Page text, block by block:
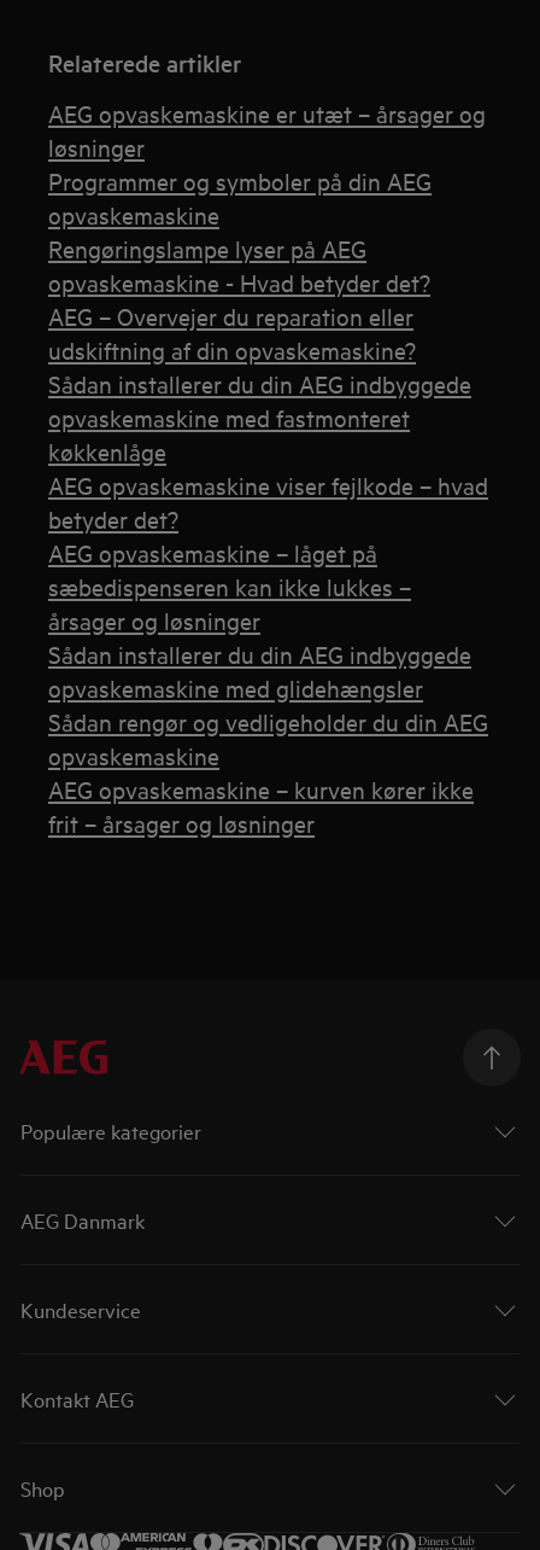
Relaterede artikler
AEG opvaskemaskine er utæt – årsager og
løsninger
Programmer og symboler på din AEG
opvaskemaskine
Rengøringslampe lyser på AEG
opvaskemaskine - Hvad betyder det?
AEG – Overvejer du reparation eller
udskiftning af din opvaskemaskine?
Sådan installerer du din AEG indbyggede
opvaskemaskine med fastmonteret
køkkenlåge
AEG opvaskemaskine viser fejlkode – hvad
betyder det?
AEG opvaskemaskine – låget på
sæbedispenseren kan ikke lukkes –
årsager og løsninger
Sådan installerer du din AEG indbyggede
opvaskemaskine med glidehængsler
Sådan rengør og vedligeholder du din AEG
opvaskemaskine
AEG opvaskemaskine – kurven kører ikke
frit – årsager og løsninger
Populære kategorier
AEG Danmark
Kundeservice
Kontakt AEG
Shop